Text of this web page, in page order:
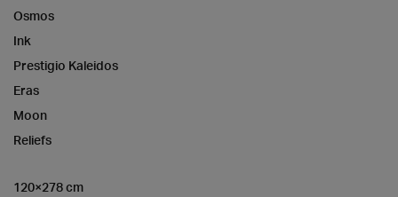
Osmos
Ink
Prestigio Kaleidos
Eras
Moon
Reliefs
120×278 cm